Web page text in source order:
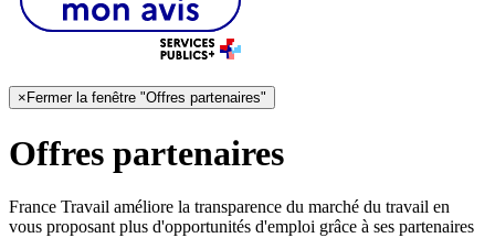
× Fermer la fenêtre "Offres partenaires"
Offres partenaires
France Travail améliore la transparence du marché du travail en
vous proposant plus d'opportunités d'emploi grâce à ses partenaires